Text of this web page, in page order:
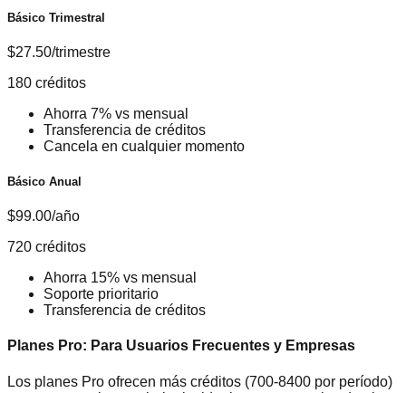
Básico Trimestral
$27.50/trimestre
180 créditos
Ahorra 7% vs mensual
Transferencia de créditos
Cancela en cualquier momento
Básico Anual
$99.00/año
720 créditos
Ahorra 15% vs mensual
Soporte prioritario
Transferencia de créditos
Planes Pro: Para Usuarios Frecuentes y Empresas
Los planes Pro ofrecen más créditos (700-8400 por período)